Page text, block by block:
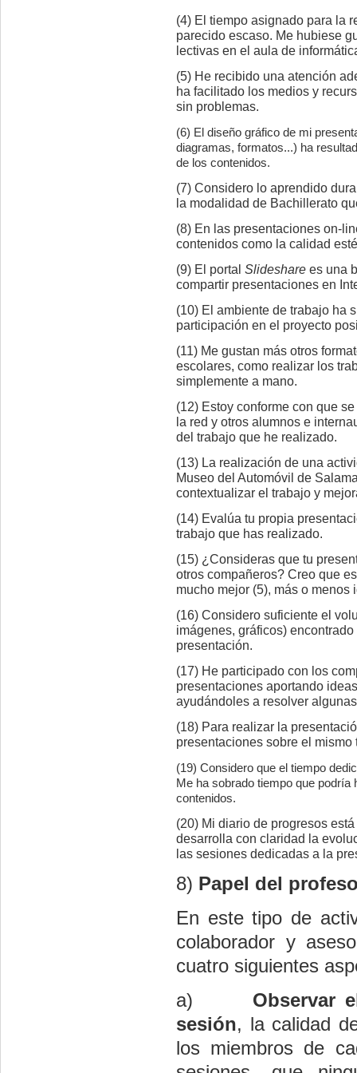
(4) El tiempo asignado para la
parecido escaso. Me hubiese
lectivas en el aula de
(5) He recibido una atención
ha facilitado los medios y
sin problemas.
(6) El diseño gráfico de mi
diagramas, formatos...) ha
de los contenidos.
(7) Considero lo aprendido
la modalidad de Bachillerato
(8) En las presentaciones on-
contenidos como la calidad
(9) El portal Slideshare es una
compartir presentaciones en
(10) El ambiente de trabajo ha
participación en el proyecto
(11) Me gustan más otros
escolares, como realizar los
simplemente a mano.
(12) Estoy conforme con que
la red y otros alumnos e
del trabajo que he realizado.
(13) La realización de una
Museo del Automóvil de
contextualizar el trabajo y
(14) Evalúa tu propia
trabajo que has realizado.
(15) ¿Consideras que tu
otros compañeros? Creo que
mucho mejor (5), más o menos
(16) Considero suficiente el
imágenes, gráficos)
presentación.
(17) He participado con los
presentaciones aportando
ayudándoles a resolver
(18) Para realizar la
presentaciones sobre el
(19) Considero que el tiempo
Me ha sobrado tiempo que podría
contenidos.
(20) Mi diario de progresos
desarrolla con claridad la
las sesiones dedicadas a la
8) Papel del
En este tipo de
colaborador y
cuatro siguientes
a)
Observar
sesión, la calidad
los miembros de